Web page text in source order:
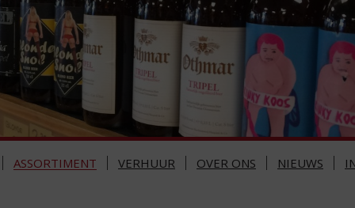
ASSORTIMENT VERHUUR OVER ONS NIEUWS